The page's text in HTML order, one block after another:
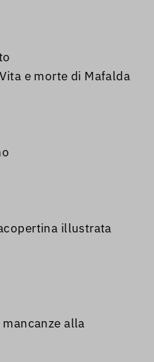
e morte di Mafalda
illustrata
alla